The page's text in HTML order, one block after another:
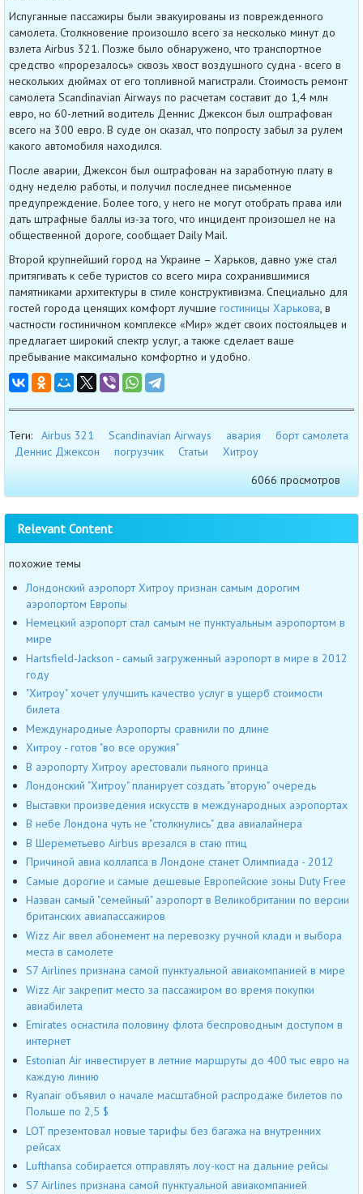
Испуганные пассажиры были эвакуированы из поврежденного
самолета. Столкновение произошло всего за несколько минут до
взлета Airbus 321. Позже было обнаружено, что транспортное
средство «прорезалось» сквозь хвост воздушного судна - всего в
нескольких дюймах от его топливной магистрали. Стоимость ремонт
самолета Scandinavian Airways по расчетам составит до 1,4 млн
евро, но 60-летний водитель Деннис Джексон был оштрафован
всего на 300 евро. В суде он сказал, что попросту забыл за рулем
какого автомобиля находился.
После аварии, Джексон был оштрафован на заработную плату в
одну неделю работы, и получил последнее письменное
предупреждение. Более того, у него не могут отобрать права или
дать штрафные баллы из-за того, что инцидент произошел не на
общественной дороге, сообщает Daily Mail.
Второй крупнейший город на Украине – Харьков, давно уже стал
притягивать к себе туристов со всего мира сохранившимися
памятниками архитектуры в стиле конструктивизма. Специально для
гостей города ценящих комфорт лучшие гостиницы Харькова, в
частности гостиничном комплексе «Мир» ждет своих постояльцев и
предлагает широкий спектр услуг, а также сделает ваше
пребывание максимально комфортно и удобно.
Теги: Airbus 321 Scandinavian Airways авария
борт самолета
Деннис Джексон
погрузчик Статьи
Хитроу
6066 просмотров
Relevant Content
похожие темы
Лондонский аэропорт Хитроу признан самым дорогим
аэропортом Европы
Немецкий аэропорт стал самым не пунктуальным аэропортом в
мире
Hartsfield-Jackson - самый загруженный аэропорт в мире в 2012
году
"Хитроу" хочет улучшить качество услуг в ущерб стоимости
билета
Международные Аэропорты сравнили по длине
Хитроу - готов "во все оружия"
В аэропорту Хитроу арестовали пьяного принца
Лондонский "Хитроу" планирует создать "вторую" очередь
Выставки произведения искусств в международных аэропортах
В небе Лондона чуть не "столкнулись" два авиалайнера
В Шереметьево Airbus врезался в стаю птиц
Причиной авиа коллапса в Лондоне станет Олимпиада - 2012
Cамые дорогие и самые дешевые Европейские зоны Duty Free
Назван самый "семейный" аэропорт в Великобритании по версии
британских авиапассажиров
Wizz Air ввел абонемент на перевозку ручной клади и выбора
места в самолете
S7 Airlines признана самой пунктуальной авиакомпанией в мире
Wizz Air закрепит место за пассажиром во время покупки
авиабилета
Emirates оснастила половину флота беспроводным доступом в
интернет
Estonian Air инвестирует в летние маршруты до 400 тыс евро на
каждую линию
Ryanair объявил о начале масштабной распродаже билетов по
Польше по 2,5 $
LOT презентовал новые тарифы без багажа на внутренних
рейсах
Lufthansa собирается отправлять лоу-кост на дальние рейсы
S7 Airlines признана самой пунктуальной авиакомпанией